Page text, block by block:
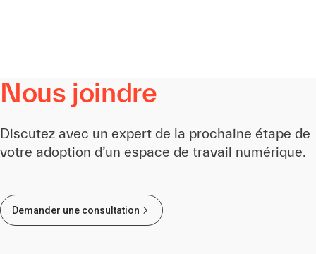
Nous joindre
Discutez avec un expert de la prochaine étape de
votre adoption d’un espace de travail numérique.
Demander une consultation